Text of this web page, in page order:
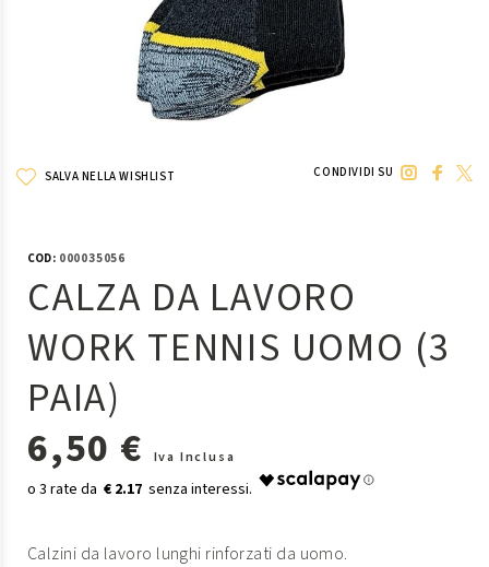
SALVA NELLA WISHLIST CONDIVIDI SU
COD:000035056
CALZA DA LAVORO
WORK TENNIS UOMO (3
PAIA)
6,50 €
Iva Inclusa
€ 2.17
Calzini da lavoro lunghi rinforzati da uomo.